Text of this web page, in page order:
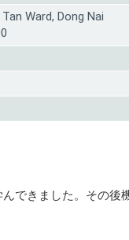
Ward, Dong Nai
できました。その後